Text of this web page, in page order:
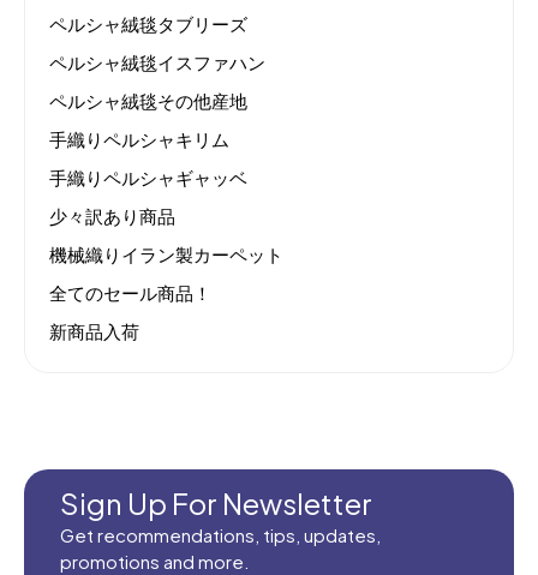
ペルシャ絨毯タブリーズ
ペルシャ絨毯イスファハン
ペルシャ絨毯その他産地
手織りペルシャキリム
手織りペルシャギャッベ
少々訳あり商品
機械織りイラン製カーペット
全てのセール商品！
新商品入荷
Sign Up For Newsletter
Get recommendations, tips, updates,
promotions and more.